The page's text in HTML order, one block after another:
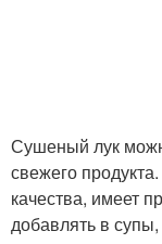
Сушеный лук
свежего
качества, имеет
добавлять в